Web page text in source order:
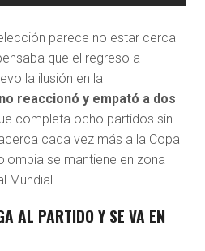
parece no estar cerca
que el regreso a
la ilusión en la
reaccionó y empató a dos
completa ocho partidos sin
cada vez más a la Copa
se mantiene en zona
Mundial.
AL PARTIDO Y SE VA EN